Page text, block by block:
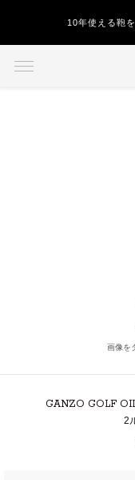
10年使える鞄
画像を
GANZO GOLF
2